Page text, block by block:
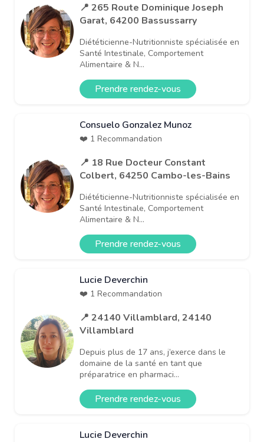
📍 265 Route Dominique Joseph
Garat, 64200 Bassussarry
Diététicienne-Nutritionniste spécialisée en
Santé Intestinale, Comportement
Alimentaire & N...
Prendre rendez-vous
Consuelo Gonzalez Munoz
❤️ 1 Recommandation
📍 18 Rue Docteur Constant
Colbert, 64250 Cambo-les-Bains
Diététicienne-Nutritionniste spécialisée en
Santé Intestinale, Comportement
Alimentaire & N...
Prendre rendez-vous
Lucie Deverchin
❤️ 1 Recommandation
📍 24140 Villamblard, 24140
Villamblard
Depuis plus de 17 ans, j’exerce dans le
domaine de la santé en tant que
préparatrice en pharmaci...
Prendre rendez-vous
Lucie Deverchin